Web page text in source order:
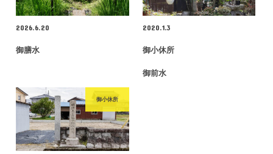
2026.6.20
御膳水
2020.1.3
御小休所
御前水
御小休所